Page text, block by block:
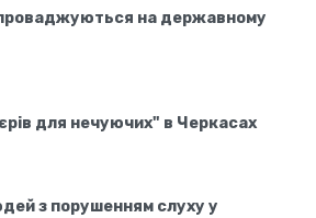
на державному
для нечуючих" в Черкасах
з порушенням слуху у